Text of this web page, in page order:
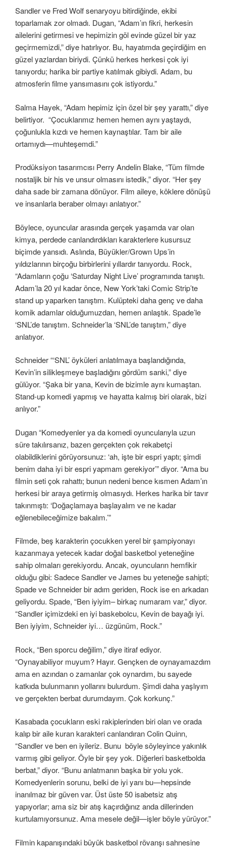
Sandler ve Fred Wolf senaryoyu bitirdiğinde, ekibi
toparlamak zor olmadı. Dugan, “Adam’ın fikri, herkesin
ailelerini getirmesi ve hepimizin göl evinde güzel bir yaz
geçirmemizdi,” diye hatırlıyor. Bu, hayatımda geçirdiğim en
güzel yazlardan biriydi. Çünkü herkes herkesi çok iyi
tanıyordu; harika bir partiye katılmak gibiydi. Adam, bu
atmosferin filme yansımasını çok istiyordu.”
Salma Hayek, “Adam hepimiz için özel bir şey yarattı,” diye
belirtiyor. “Çocuklarımız hemen hemen aynı yaştaydı,
çoğunlukla kızdı ve hemen kaynaştılar. Tam bir aile
ortamıydı—muhteşemdi.”
Prodüksiyon tasarımcısı Perry Andelin Blake, “Tüm filmde
nostaljik bir his ve unsur olmasını istedik,” diyor. “Her şey
daha sade bir zamana dönüyor. Film aileye, köklere dönüşü
ve insanlarla beraber olmayı anlatıyor.”
Böylece, oyuncular arasında gerçek yaşamda var olan
kimya, perdede canlandırdıkları karakterlere kusursuz
biçimde yansıdı. Aslında, Büyükler/Grown Ups’in
yıldızlarının birçoğu birbirlerini yıllardır tanıyordu. Rock,
“Adamların çoğu ‘Saturday Night Live’ programında tanıştı.
Adam’la 20 yıl kadar önce, New York’taki Comic Strip’te
stand up yaparken tanıştım. Kulüpteki daha genç ve daha
komik adamlar olduğumuzdan, hemen anlaştık. Spade’le
‘SNL’de tanıştım. Schneider’la ‘SNL’de tanıştım,” diye
anlatıyor.
Schneider “‘SNL’ öyküleri anlatılmaya başlandığında,
Kevin’in silikleşmeye başladığını gördüm sanki,” diye
gülüyor. “Şaka bir yana, Kevin de bizimle aynı kumaştan.
Stand-up komedi yapmış ve hayatta kalmış biri olarak, bizi
anlıyor.”
Dugan “Komedyenler ya da komedi oyuncularıyla uzun
süre takılırsanız, bazen gerçekten çok rekabetçi
olabildiklerini görüyorsunuz: ‘ah, işte bir espri yaptı; şimdi
benim daha iyi bir espri yapmam gerekiyor’” diyor. “Ama bu
filmin seti çok rahattı; bunun nedeni bence kısmen Adam’ın
herkesi bir araya getirmiş olmasıydı. Herkes harika bir tavır
takınmıştı: ‘Doğaçlamaya başlayalım ve ne kadar
eğlenebileceğimize bakalım.’”
Filmde, beş karakterin çocukken yerel bir şampiyonayı
kazanmaya yetecek kadar doğal basketbol yeteneğine
sahip olmaları gerekiyordu. Ancak, oyuncuların hemfikir
olduğu gibi: Sadece Sandler ve James bu yeteneğe sahipti;
Spade ve Schneider bir adım geriden, Rock ise en arkadan
geliyordu. Spade, “Ben iyiyim– birkaç numaram var,” diyor.
“Sandler içimizdeki en iyi baskebolcu, Kevin de bayağı iyi.
Ben iyiyim, Schneider iyi… üzgünüm, Rock.”
Rock, “Ben sporcu değilim,” diye itiraf ediyor.
“Oynayabiliyor muyum? Hayır. Gençken de oynayamazdım
ama en azından o zamanlar çok oynardım, bu sayede
katkıda bulunmanın yollarını bulurdum. Şimdi daha yaşlıyım
ve gerçekten berbat durumdayım. Çok korkunç.”
Kasabada çocukların eski rakiplerinden biri olan ve orada
kalıp bir aile kuran karakteri canlandıran Colin Quinn,
“Sandler ve ben en iyileriz. Bunu böyle söyleyince yakınlık
varmış gibi geliyor. Öyle bir şey yok. Diğerleri basketbolda
berbat,” diyor. “Bunu anlatmanın başka bir yolu yok.
Komedyenlerin sorunu, belki de iyi yanı bu—hepsinde
inanılmaz bir güven var. Üst üste 50 isabetsiz atış
yapıyorlar; ama siz bir atış kaçırdığınız anda dillerinden
kurtulamıyorsunuz. Ama mesele değil—işler böyle yürüyor.”
Filmin kapanışındaki büyük basketbol rövanşı sahnesine